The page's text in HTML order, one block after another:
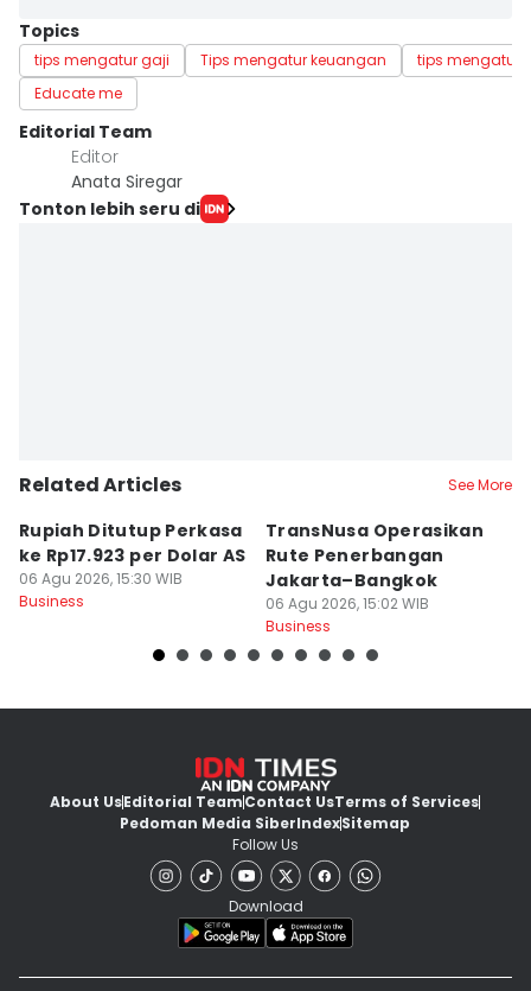
Topics
tips mengatur gaji Tips mengatur keuangan
tips mengatur
Educate me
Editorial Team
Editor
Anata Siregar
Tonton lebih seru di
Related Articles See More
Rupiah Ditutup Perkasa
ke Rp17.923 per Dolar AS
06 Agu 2026, 15:30 WIB
Business
TransNusa Operasikan
Rute Penerbangan
Jakarta–Bangkok
06 Agu 2026, 15:02 WIB
Business
About UsEditorial TeamContact UsTerms of Services
Pedoman Media SiberIndexSitemap
Follow Us
Download